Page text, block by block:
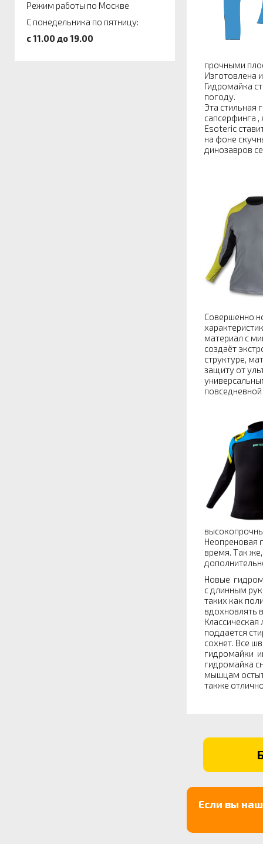
Режим работы по Москве
С понедельника по пятницу:
c 11.00 до 19.00
прочными
Изготовлена
Гидромайка
погоду.
Эта стильная
сапсерфинга
Esoteric
на фоне
динозавров
Совершенно
материал с
создаёт
структуре,
защиту от
повседневной
Неопреновая
время. Так
Новые
с длинным
таких как
вдохновлять
поддается
сохнет. Все
гидромайки
гидромайка
мышцам
также
Если вы